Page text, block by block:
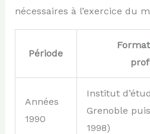
nécessaires à l’exercice du
Période
Années
1990
Institut
Grenoble
1998)